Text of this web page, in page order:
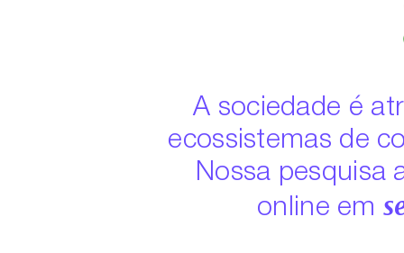
A sociedade é
ecossistemas de
Nossa pesquisa
online em